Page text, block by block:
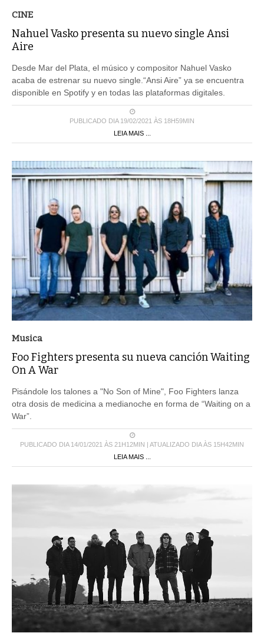
CINE
Nahuel Vasko presenta su nuevo single Ansi
Aire
Desde Mar del Plata, el músico y compositor Nahuel Vasko
acaba de estrenar su nuevo single.“Ansi Aire” ya se encuentra
disponible en Spotify y en todas las plataformas digitales.
PUBLICADO DIA 19/02/2021 ÀS 18H59MIN
LEIA MAIS ...
Musica
Foo Fighters presenta su nueva canción Waiting
On A War
Pisándole los talones a "No Son of Mine", Foo Fighters lanza
otra dosis de medicina a medianoche en forma de “Waiting on a
War”.
PUBLICADO DIA 14/01/2021 ÀS 21H12MIN | ATUALIZADO DIA ÀS 15H42MIN
LEIA MAIS ...